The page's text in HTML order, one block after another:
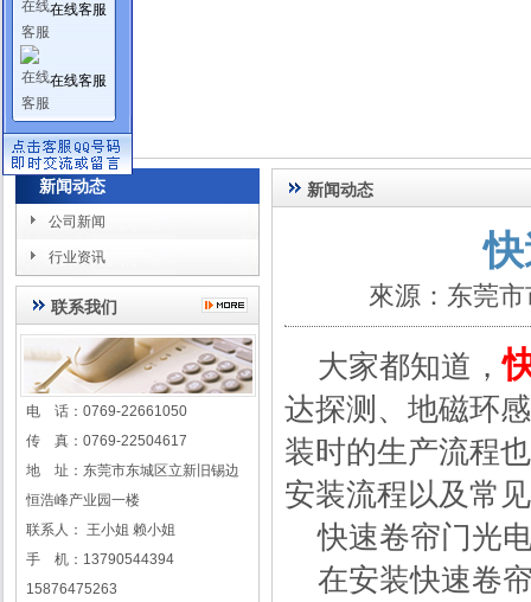
新闻动态
公司新闻
行业资讯
联系我们
电 话：0769-22661050
传 真：0769-22504617
地 址：东莞市东城区立新旧锡边
恒浩峰产业园一楼
联系人： 王小姐 赖小姐
手 机：13790544394
15876475263
新闻动态
來源：东莞
大家都知道，
达探测、地磁环
装时的生产流程
安装流程以及常
快速卷帘门光
在安装快速卷
在线客服
在线客服